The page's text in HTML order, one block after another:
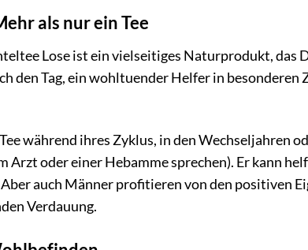
als nur ein Tee
Lose ist ein vielseitiges Naturprodukt, das
den Tag, ein wohltuender Helfer in besonderen
während ihres Zyklus, in den Wechseljahren
Arzt oder einer Hebamme sprechen). Er kann
auch Männer profitieren von den positiven
Verdauung.